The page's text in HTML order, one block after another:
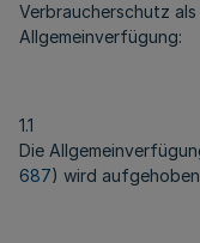
Verbraucherschutz
Allgemeinverfügung:
1.1
Die
687) wird